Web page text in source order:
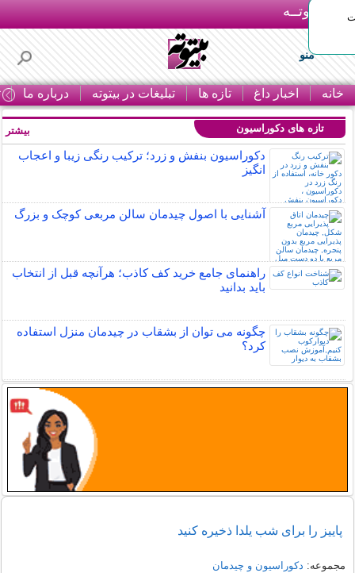
بـیتوتــه
منو
خانه اخبار داغ تازه ها تبلیغات در بیتوته درباره ما
تازه های دکوراسیون
دکوراسیون بنفش و زرد؛ ترکیب رنگی زیبا و اعجاب
انگیز
آشنایی با اصول چیدمان سالن مربعی کوچک و بزرگ
راهنمای جامع خرید کف کاذب؛ هرآنچه قبل از انتخاب
باید بدانید
چگونه می توان از بشقاب در چیدمان منزل استفاده
کرد؟
بیشتر
پاییز را برای شب یلدا ذخیره کنید
مجموعه: دکوراسیون و چیدمان